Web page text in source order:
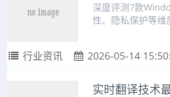
深度评测7款
性、隐私保护等维
行业资讯 2026-05-14
实时翻译技术